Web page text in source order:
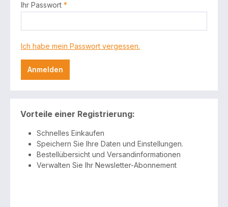
Ihr Passwort *
Ich habe mein Passwort vergessen.
Anmelden
Vorteile einer Registrierung:
Schnelles Einkaufen
Speichern Sie Ihre Daten und Einstellungen.
Bestellübersicht und Versandinformationen
Verwalten Sie Ihr Newsletter-Abonnement